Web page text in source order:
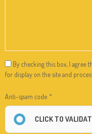
By checking this box, I agree
for display on the site and
Anti-spam code
CLICK TO